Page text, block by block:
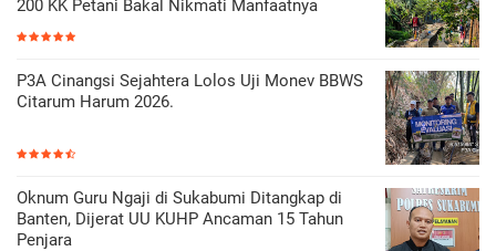
200 KK Petani Bakal Nikmati Manfaatnya
P3A Cinangsi Sejahtera Lolos Uji Monev BBWS
Citarum Harum 2026.
Oknum Guru Ngaji di Sukabumi Ditangkap di
Banten, Dijerat UU KUHP Ancaman 15 Tahun
Penjara